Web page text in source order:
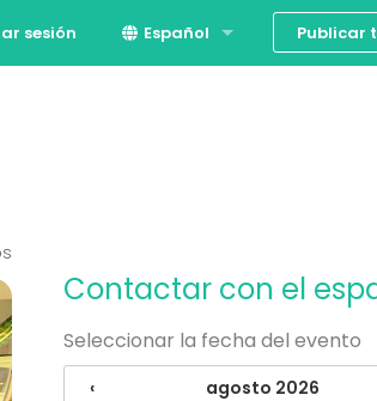
sesión Español Publicar
Contactar con el
Seleccionar la fecha del evento
‹ agosto 2026